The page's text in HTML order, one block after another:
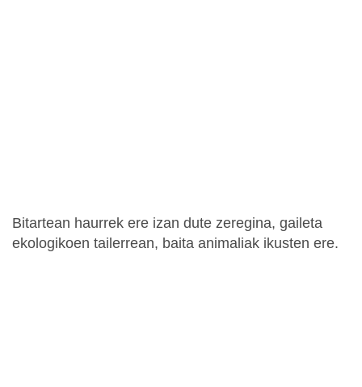
Bitartean haurrek ere izan dute zeregina, gaileta
ekologikoen tailerrean, baita animaliak ikusten ere.